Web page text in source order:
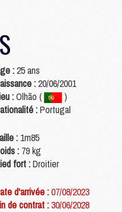
:25 ans
:20/06/2001
:Olhão (
)
:Portugal
: 1m85
: 79 kg
fort :Droitier
d'arrivée :07/08/2023
de contrat :30/06/2028